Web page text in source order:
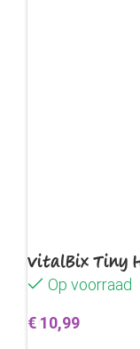
VitalBix Tiny
Op voorraad
€ 10,99